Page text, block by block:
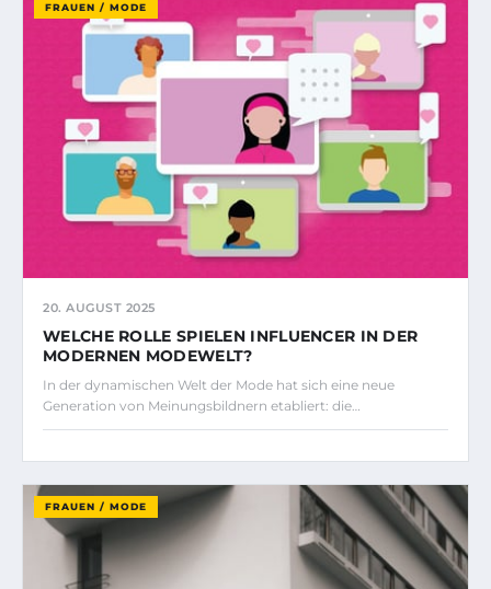
FRAUEN / MODE
20. AUGUST 2025
WELCHE ROLLE SPIELEN INFLUENCER IN DER
MODERNEN MODEWELT?
In der dynamischen Welt der Mode hat sich eine neue
Generation von Meinungsbildnern etabliert: die…
FRAUEN / MODE